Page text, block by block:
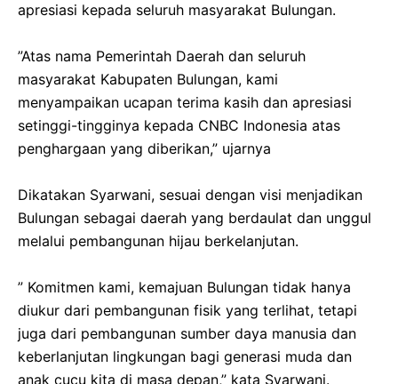
apresiasi kepada seluruh masyarakat Bulungan.
‎”Atas nama Pemerintah Daerah dan seluruh
masyarakat Kabupaten Bulungan, kami
menyampaikan ucapan terima kasih dan apresiasi
setinggi-tingginya kepada CNBC Indonesia atas
penghargaan yang diberikan,” ujarnya
‎Dikatakan Syarwani, sesuai dengan visi menjadikan
Bulungan sebagai daerah yang berdaulat dan unggul
melalui pembangunan hijau berkelanjutan.
‎” Komitmen kami, kemajuan Bulungan tidak hanya
diukur dari pembangunan fisik yang terlihat, tetapi
juga dari pembangunan sumber daya manusia dan
keberlanjutan lingkungan bagi generasi muda dan
anak cucu kita di masa depan,” kata Syarwani.